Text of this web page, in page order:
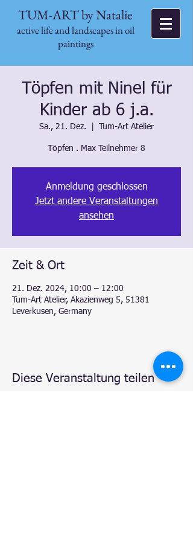
TUM-ART by Natalie
active life and landscapes in oil
paintings
Töpfen mit Ninel für
Kinder ab 6 j.a.
Sa., 21. Dez. Tum-Art Atelier
Töpfen . Max Teilnehmer 8
Anmeldung geschlossen
Jetzt andere Veranstaltungen
ansehen
Zeit & Ort
21. Dez. 2024, 10:00 – 12:00
Tum-Art Atelier, Akazienweg 5, 51381
Leverkusen, Germany
Diese Veranstaltung teilen